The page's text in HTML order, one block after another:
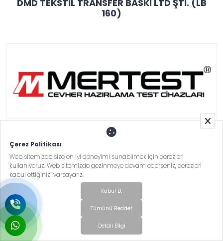
Çerez Politikası
Web sitemizde size en iyi deneyimi sunabilmek için çerezleri
kullanıyoruz. Web sitemizde gezinmeye devam ederseniz, çerezleri
kabul ettiğinizi varsayarız.
Kabul Et
Tümünü Reddet
Detalı Bilgi
DMD TEKSTİL TRANSFER BASKI LTD ŞTİ. (LB
160)
DÖHLER GIDA SAN.TİC.A.Ş.